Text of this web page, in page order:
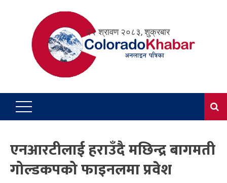
२२ श्रावण २०८३, शुक्रबार
एनआरटीलाई हराउँदै मछिन्द्र बागमती
गोल्डकपको फाइनलमा प्रवेश